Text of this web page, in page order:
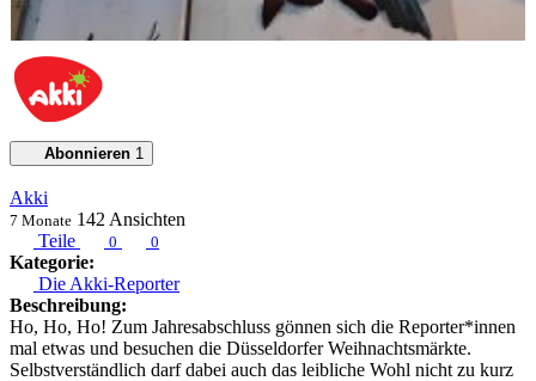
Abonnieren 1
Akki
7 Monate 142 Ansichten
Teile
0 0
Kategorie:
Die Akki-Reporter
Beschreibung:
Ho, Ho, Ho! Zum Jahresabschluss gönnen sich die Reporter*innen
mal etwas und besuchen die Düsseldorfer Weihnachtsmärkte.
Selbstverständlich darf dabei auch das leibliche Wohl nicht zu kurz